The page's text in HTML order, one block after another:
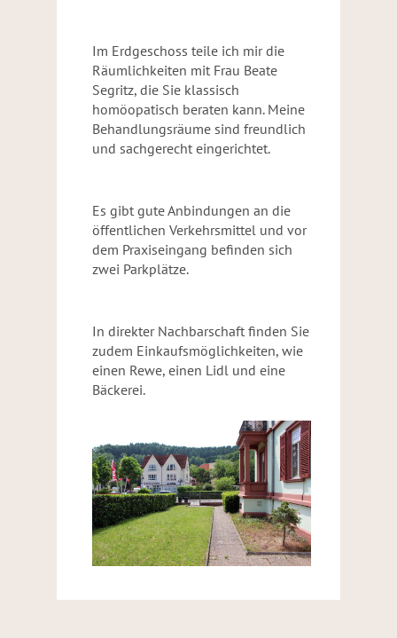
Im Erdgeschoss teile ich mir die
Räumlichkeiten mit Frau Beate
Segritz, die Sie klassisch
homöopatisch beraten kann. Meine
Behandlungsräume sind freundlich
und sachgerecht eingerichtet.
Es gibt gute Anbindungen an die
öffentlichen Verkehrsmittel und vor
dem Praxiseingang befinden sich
zwei Parkplätze.
In direkter Nachbarschaft finden Sie
zudem Einkaufsmöglichkeiten, wie
einen Rewe, einen Lidl und eine
Bäckerei.